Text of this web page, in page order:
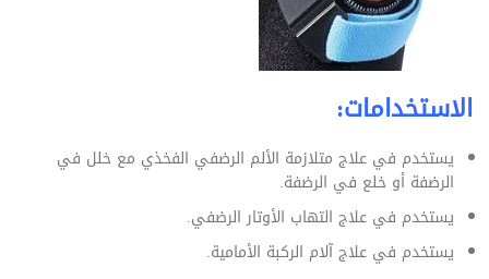
الاستخدامات:
يستخدم في علاج متلازمة الألم الرضفي الفخذي مع خلل في
الرضفة أو خلع في الرضفة.
يستخدم في علاج التهاب الأوتار الرضفي.
يستخدم في علاج آلام الركبة الأمامية.